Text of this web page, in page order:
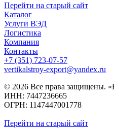
Перейти на старый сайт
Каталог
Услуги ВЭД
Логистика
Компания
Контакты
+7 (351) 723-07-57
vertikalstroy-export@yandex.ru
© 2026 Все права защищены.
ИНН: 7447236665
ОГРН: 1147447001778
Перейти на старый сайт